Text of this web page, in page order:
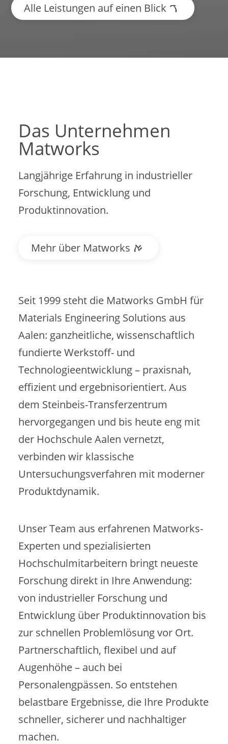
Alle Leistungen auf einen Blick
Das Unternehmen
Matworks
Langjährige Erfahrung in industrieller
Forschung, Entwicklung und
Produktinnovation.
Mehr über Matworks
Seit 1999 steht die Matworks GmbH für
Materials Engineering Solutions aus
Aalen: ganzheitliche, wissenschaftlich
fundierte Werkstoff- und
Technologieentwicklung – praxisnah,
effizient und ergebnisorientiert. Aus
dem Steinbeis-Transferzentrum
hervorgegangen und bis heute eng mit
der Hochschule Aalen vernetzt,
verbinden wir klassische
Untersuchungsverfahren mit moderner
Produktdynamik.
Unser Team aus erfahrenen Matworks-
Experten und spezialisierten
Hochschulmitarbeitern bringt neueste
Forschung direkt in Ihre Anwendung:
von industrieller Forschung und
Entwicklung über Produktinnovation bis
zur schnellen Problemlösung vor Ort.
Partnerschaftlich, flexibel und auf
Augenhöhe – auch bei
Personalengpässen. So entstehen
belastbare Ergebnisse, die Ihre Produkte
schneller, sicherer und nachhaltiger
machen.